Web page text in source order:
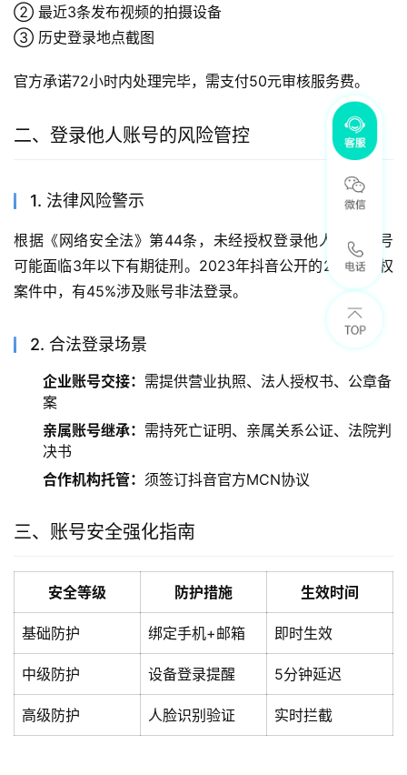
② 最近3条发布视频的拍摄设备
③ 历史登录地点截图
官方承诺72小时内处理完毕，需支付50元审核服务费。
二、登录他人账号的风险管控
1. 法律风险警示
根据《网络安全法》第44条，未经授权登录他人社交账号
可能面临3年以下有期徒刑。2023年抖音公开的287起侵权
案件中，有45%涉及账号非法登录。
2. 合法登录场景
企业账号交接： 需提供营业执照、法人授权书、公章备
案
亲属账号继承： 需持死亡证明、亲属关系公证、法院判
决书
合作机构托管： 须签订抖音官方MCN协议
三、账号安全强化指南
安全等级 防护措施 生效时间
基础防护 绑定手机+邮箱 即时生效
中级防护 设备登录提醒 5分钟延迟
高级防护 人脸识别验证 实时拦截